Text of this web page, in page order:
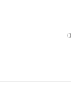
0